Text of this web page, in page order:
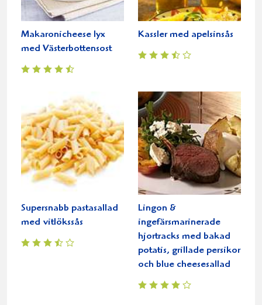
Makaronicheese lyx
med Västerbottensost
Kassler med apelsinsås
Supersnabb pastasallad
med vitlökssås
Lingon &
ingefärsmarinerade
hjortracks med bakad
potatis, grillade persikor
och blue cheesesallad